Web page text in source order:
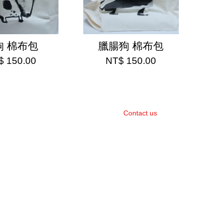
棉布包
150.00
臘腸狗 棉布包
NT$ 150.00
Contact us